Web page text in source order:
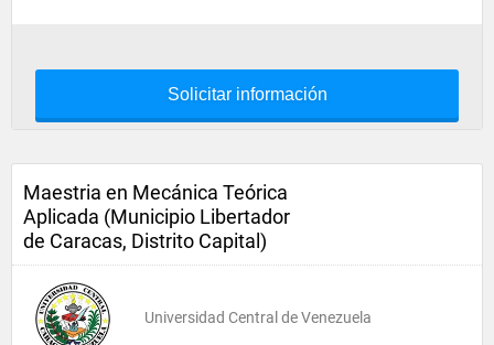
Solicitar información
Maestria en Mecánica Teórica
Aplicada (Municipio Libertador
de Caracas, Distrito Capital)
Universidad Central de Venezuela